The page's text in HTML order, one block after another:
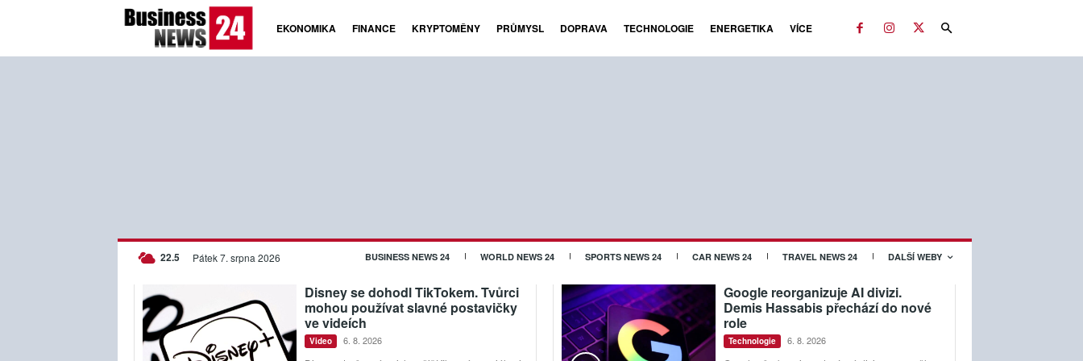
EKONOMIKA FINANCE KRYPTOMĚNY PRŮMYSL DOPRAVA TECHNOLOGIE ENERGETIKA VÍCE
22.5 Czech
Pátek 7. srpna 2026 BUSINESS NEWS 24 WORLD NEWS 24 SPORTS NEWS 24 CAR NEWS 24 TRAVEL NEWS 24 DALŠÍ WEBY
Disney se dohodl TikTokem. Tvůrci
mohou používat slavné postavičky
ve videích
Video 6. 8. 2026
Google reorganizuje AI divizi.
Demis Hassabis přechází do nové
role
Technologie 6. 8. 2026